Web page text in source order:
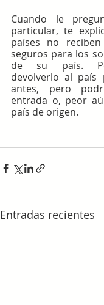
Cuando le
particular, te
países no
seguros para los
de su país.
devolverlo al
antes, pero
entrada o, peor
país de origen.
Entradas recientes